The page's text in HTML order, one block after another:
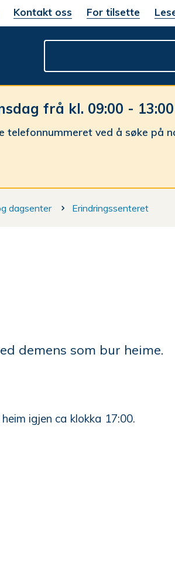
Kontakt oss For tilsette
frå kl. 09:00 - 13:00
telefonnummeret ved å søke på
dagsenter Erindringssenteret
demens som bur heime.
igjen ca klokka 17:00.